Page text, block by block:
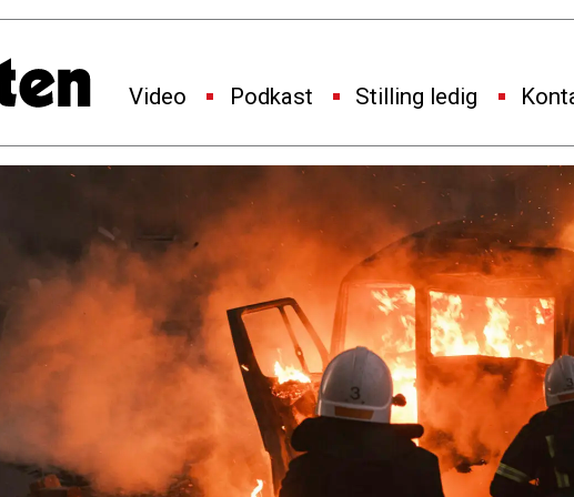
Video Podkast Stilling ledig